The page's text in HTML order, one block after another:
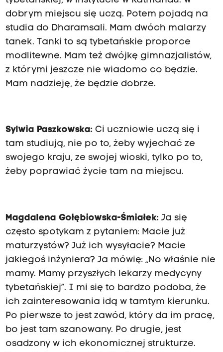
dobrym miejscu się uczą. Potem pojadą na
studia do Dharamsali. Mam dwóch malarzy
tanek. Tanki to są tybetańskie proporce
modlitewne. Mam też dwójkę gimnazjalistów,
z którymi jeszcze nie wiadomo co będzie.
Mam nadzieję, że będzie dobrze.
Sylwia Paszkowska: Ci uczniowie uczą się i
tam studiują, nie po to, żeby wyjechać ze
swojego kraju, ze swojej wioski, tylko po to,
żeby poprawiać życie tam na miejscu.
Magdalena Gołębiowska-Śmiałek: Ja się
często spotykam z pytaniem: Macie już
maturzystów? Już ich wysyłacie? Macie
jakiegoś inżyniera? Ja mówię: „No właśnie nie
mamy. Mamy przyszłych lekarzy medycyny
tybetańskiej”. I mi się to bardzo podoba, że
ich zainteresowania idą w tamtym kierunku.
Po pierwsze to jest zawód, który da im pracę,
bo jest tam szanowany. Po drugie, jest
osadzony w ich ekonomicznej strukturze.